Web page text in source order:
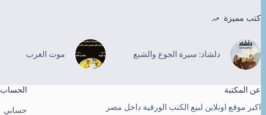
كتب مميزة
دلشاد: سيرة الجوع والشبع موت الغرب
عن المكتبة
اكبر موقع اونلاين لبيع الكتب الورقية داخل مصر
الحساب
حسابي